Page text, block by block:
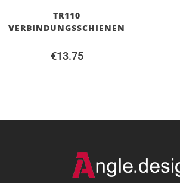
TR110
VERBINDUNGSSCHIENEN
€13.75